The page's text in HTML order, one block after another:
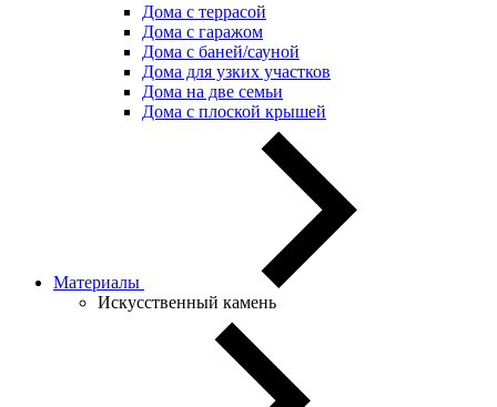
Дома с террасой
Дома с гаражом
Дома с баней/сауной
Дома для узких участков
Дома на две семьи
Дома с плоской крышей
Материалы
Искусственный камень